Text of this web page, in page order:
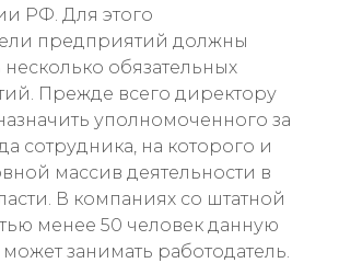
РФ. Для этого
предприятий должны
обязательных
Прежде всего директору
уполномоченного за
сотрудника, на которого и
массив деятельности в
В компаниях со штатной
менее 50 человек данную
занимать работодатель.